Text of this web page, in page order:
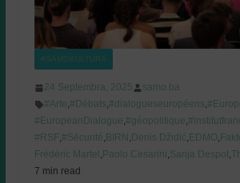
#SAMOKULTURA
24 Septembra, 2025
samo.ba
#Arte,#Débats,#dialogueseuropéens,
#EuropeanDialogue,#géopolitique,
#RSF,#Sécurité, BIRN , Denis Džidić, EDMO,
Frédéric Martel , Paolo Cesarini,Sanja Despot,
7 min read